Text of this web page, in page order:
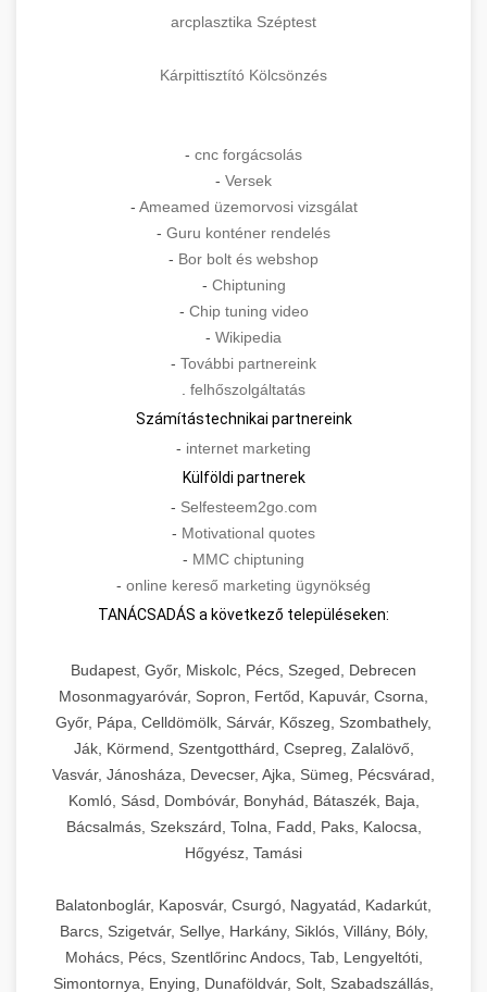
arcplasztika Széptest
Kárpittisztító Kölcsönzés
- cnc forgácsolás
- Versek
- Ameamed üzemorvosi vizsgálat
- Guru konténer rendelés
- Bor bolt és webshop
- Chiptuning
- Chip tuning video
- Wikipedia
- További partnereink
. felhőszolgáltatás
Számítástechnikai partnereink
- internet marketing
Külföldi partnerek
- Selfesteem2go.com
- Motivational quotes
- MMC chiptuning
- online kereső marketing ügynökség
TANÁCSADÁS a következő településeken:
Budapest, Győr, Miskolc, Pécs, Szeged, Debrecen
Mosonmagyaróvár, Sopron, Fertőd, Kapuvár, Csorna,
Győr, Pápa, Celldömölk, Sárvár, Kőszeg, Szombathely,
Ják, Körmend, Szentgotthárd, Csepreg, Zalalövő,
Vasvár, Jánosháza, Devecser, Ajka, Sümeg, Pécsvárad,
Komló, Sásd, Dombóvár, Bonyhád, Bátaszék, Baja,
Bácsalmás, Szekszárd, Tolna, Fadd, Paks, Kalocsa,
Hőgyész, Tamási
Balatonboglár, Kaposvár, Csurgó, Nagyatád, Kadarkút,
Barcs, Szigetvár, Sellye, Harkány, Siklós, Villány, Bóly,
Mohács, Pécs, Szentlőrinc Andocs, Tab, Lengyeltóti,
Simontornya, Enying, Dunaföldvár, Solt, Szabadszállás,